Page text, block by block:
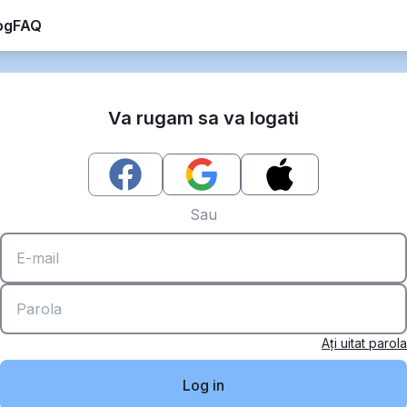
FAQ
Va rugam sa va logati
Sau
Aţi uitat parola
Log in